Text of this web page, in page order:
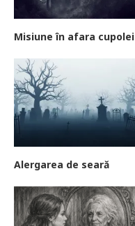
Misiune în afara cupolei
Alergarea de seară